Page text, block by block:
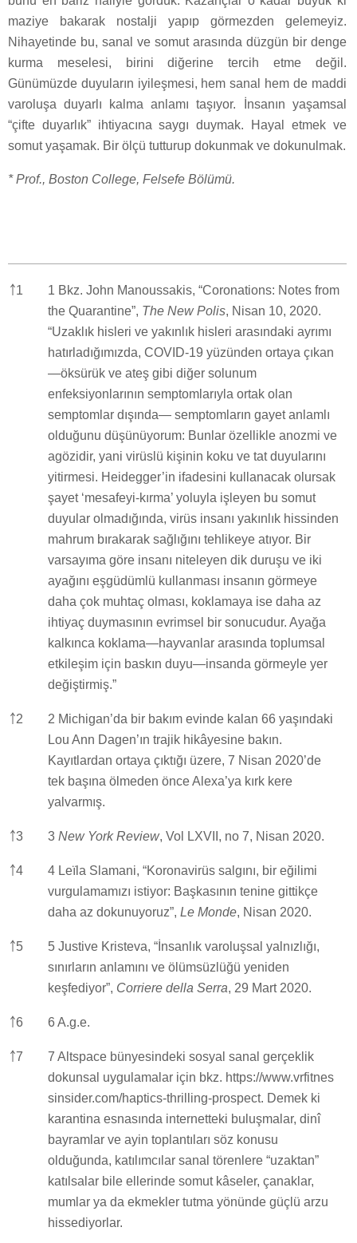
maziye bakarak nostalji yapıp görmezden gelemeyiz.
Nihayetinde bu, sanal ve somut arasında düzgün bir denge
kurma meselesi, birini diğerine tercih etme değil.
Günümüzde duyuların iyileşmesi, hem sanal hem de maddi
varoluşa duyarlı kalma anlamı taşıyor. İnsanın yaşamsal
“çifte duyarlık” ihtiyacına saygı duymak. Hayal etmek ve
somut yaşamak. Bir ölçü tutturup dokunmak ve dokunulmak.
* Prof., Boston College, Felsefe Bölümü.
￪1
1 Bkz. John Manoussakis, “Coronations: Notes from
the Quarantine”, The New Polis, Nisan 10, 2020.
“Uzaklık hisleri ve yakınlık hisleri arasındaki ayrımı
hatırladığımızda, COVID-19 yüzünden ortaya çıkan
—öksürük ve ateş gibi diğer solunum
enfeksiyonlarının semptomlarıyla ortak olan
semptomlar dışında— semptomların gayet anlamlı
olduğunu düşünüyorum: Bunlar özellikle anozmi ve
agözidir, yani virüslü kişinin koku ve tat duyularını
yitirmesi. Heidegger’in ifadesini kullanacak olursak
şayet ‘mesafeyi-kırma’ yoluyla işleyen bu somut
duyular olmadığında, virüs insanı yakınlık hissinden
mahrum bırakarak sağlığını tehlikeye atıyor. Bir
varsayıma göre insanı niteleyen dik duruşu ve iki
ayağını eşgüdümlü kullanması insanın görmeye
daha çok muhtaç olması, koklamaya ise daha az
ihtiyaç duymasının evrimsel bir sonucudur. Ayağa
kalkınca koklama—hayvanlar arasında toplumsal
etkileşim için baskın duyu—insanda görmeyle yer
değiştirmiş.”
￪2
2 Michigan’da bir bakım evinde kalan 66 yaşındaki
Lou Ann Dagen’ın trajik hikâyesine bakın.
Kayıtlardan ortaya çıktığı üzere, 7 Nisan 2020’de
tek başına ölmeden önce Alexa’ya kırk kere
yalvarmış.
￪3 3 New York Review, Vol LXVII, no 7, Nisan 2020.
￪4
4 Leïla Slamani, “Koronavirüs salgını, bir eğilimi
vurgulamamızı istiyor: Başkasının tenine gittikçe
daha az dokunuyoruz”, Le Monde, Nisan 2020.
￪5
5 Justive Kristeva, “İnsanlık varoluşsal yalnızlığı,
sınırların anlamını ve ölümsüzlüğü yeniden
keşfediyor”, Corriere della Serra, 29 Mart 2020.
￪6 6 A.g.e.
￪7
7 Altspace bünyesindeki sosyal sanal gerçeklik
dokunsal uygulamalar için bkz. https://www.vrfitnes
sinsider.com/haptics-thrilling-prospect. Demek ki
karantina esnasında internetteki buluşmalar, dinî
bayramlar ve ayin toplantıları söz konusu
olduğunda, katılımcılar sanal törenlere “uzaktan”
katılsalar bile ellerinde somut kâseler, çanaklar,
mumlar ya da ekmekler tutma yönünde güçlü arzu
hissediyorlar.